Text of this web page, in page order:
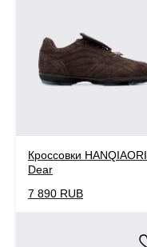
Кроссовки
Dear
7 890 RUB